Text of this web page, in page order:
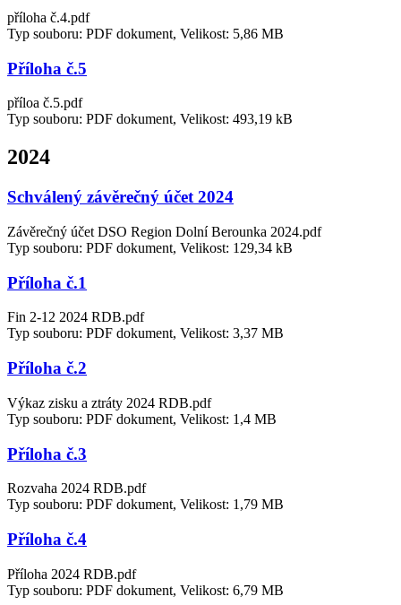
příloha č.4.pdf
Typ souboru: PDF dokument, Velikost: 5,86 MB
Příloha č.5
příloa č.5.pdf
Typ souboru: PDF dokument, Velikost: 493,19 kB
2024
Schválený závěrečný účet 2024
Závěrečný účet DSO Region Dolní Berounka 2024.pdf
Typ souboru: PDF dokument, Velikost: 129,34 kB
Příloha č.1
Fin 2-12 2024 RDB.pdf
Typ souboru: PDF dokument, Velikost: 3,37 MB
Příloha č.2
Výkaz zisku a ztráty 2024 RDB.pdf
Typ souboru: PDF dokument, Velikost: 1,4 MB
Příloha č.3
Rozvaha 2024 RDB.pdf
Typ souboru: PDF dokument, Velikost: 1,79 MB
Příloha č.4
Příloha 2024 RDB.pdf
Typ souboru: PDF dokument, Velikost: 6,79 MB